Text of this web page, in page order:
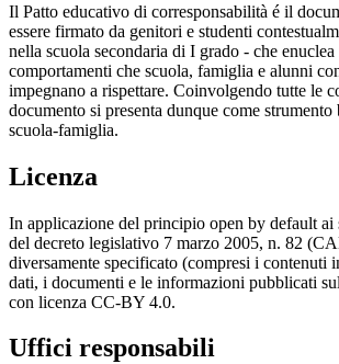
Il Patto educativo di corresponsabilità é il
essere firmato da genitori e studenti
nella scuola secondaria di I grado - che
comportamenti che scuola, famiglia e alunni
impegnano a rispettare. Coinvolgendo tutte le
documento si presenta dunque come
scuola-famiglia.
Licenza
In applicazione del principio open by default ai
del decreto legislativo 7 marzo 2005, n. 82
diversamente specificato (compresi i contenuti
dati, i documenti e le informazioni pubblicati
con licenza CC-BY 4.0.
Uffici responsabili